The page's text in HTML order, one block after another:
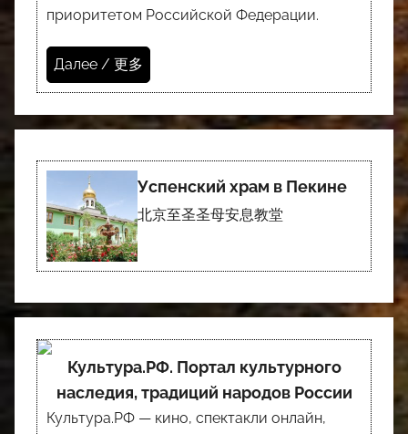
приоритетом Российской Федерации.
Далее / 更多
Успенский храм в Пекине
北京至圣圣母安息教堂
Культура.РФ. Портал культурного
наследия, традиций народов России
Культура.РФ — кино, спектакли онлайн,